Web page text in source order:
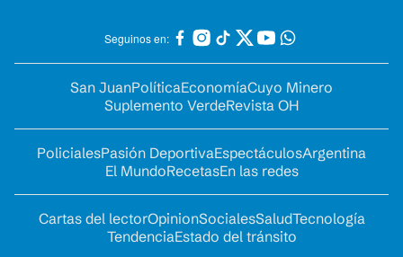
Seguinos en:
San JuanPolíticaEconomíaCuyo Minero
Suplemento VerdeRevista OH
PolicialesPasión DeportivaEspectáculosArgentina
El MundoRecetasEn las redes
Cartas del lectorOpinionSocialesSaludTecnología
TendenciaEstado del tránsito